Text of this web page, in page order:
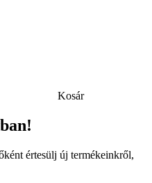
Kosár
értesülj új termékeinkről,